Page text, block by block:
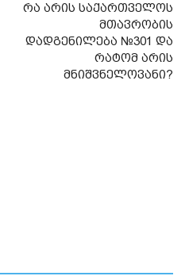
რა არის საქართველოს
მთავრობის
დადგენილება №301 და
რატომ არის
მნიშვნელოვანი?